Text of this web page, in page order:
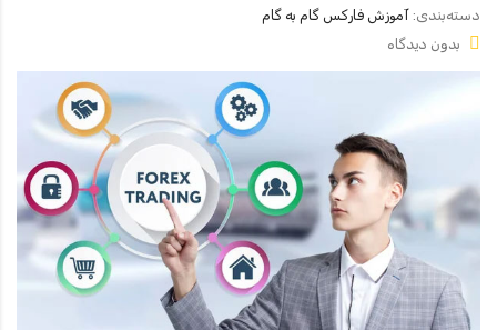
دسته‌بندی: آموزش فارکس گام به گام
بدون دیدگاه